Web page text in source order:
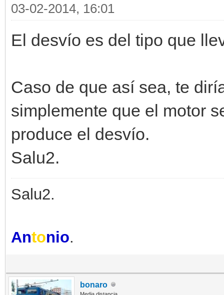
03-02-2014, 16:01
El desvío es del tipo que
Caso de que así sea, te
simplemente que el motor
produce el desvío.
Salu2.
Salu2.
Antonio.
bonaro
Media distancia